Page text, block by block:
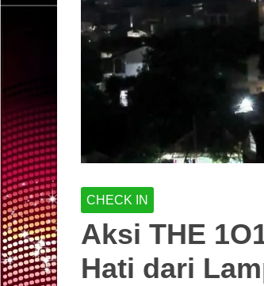
CHECK IN
Aksi THE
Hati dari